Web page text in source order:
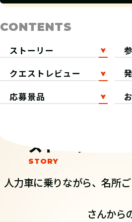
CONTENTS
ストーリー
クエストレビュー
応募景品
ストーリー
人力車に乗りながら、名所
さんから